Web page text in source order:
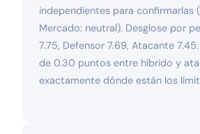
independientes para confirmarlas
Mercado: neutral). Desglose por
7.75, Defensor 7.69, Atacante
de 0.30 puntos entre híbrido y
exactamente dónde están los